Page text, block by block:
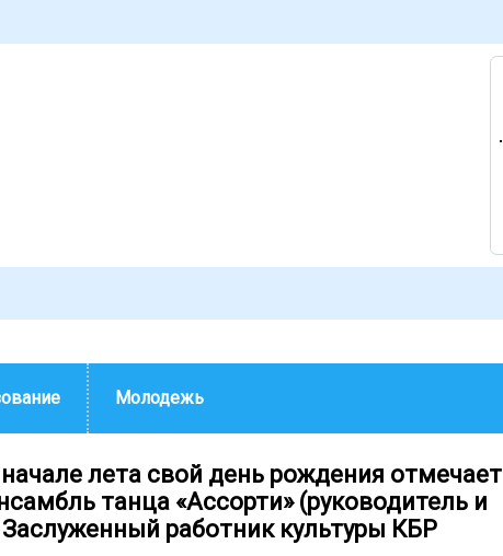
Молодежь
лета свой день рождения отмечает
танца «Ассорти» (руководитель и
работник культуры КБР